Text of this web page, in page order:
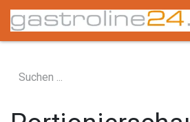
Zum Inhalt springen